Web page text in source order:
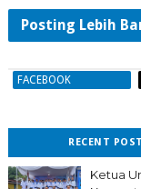
Posting Lebih
FACEBOOK
RECENT POST
Ketua